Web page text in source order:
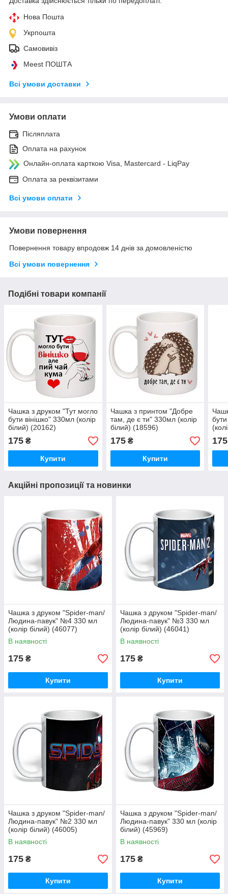
Нова Пошта
Укрпошта
Самовивіз
Meest ПОШТА
Всі умови доставки
Умови оплати
Післяплата
Оплата на рахунок
Онлайн-оплата карткою Visa, Mastercard - LiqPay
Оплата за реквізитами
Всі умови оплати
Умови повернення
Повернення товару впродовж 14 днів за домовленістю
Всі умови повернення
Подібні товари компанії
Чашка з друком "Тут могло
бути вінішко" 330мл (колір
білий) (20162)
175 ₴
Купити
Чашка з принтом "Добре
там, де є ти" 330мл (колір
білий) (18596)
175₴
Купити
175
Акційні пропозиції та новинки
Чашка з друком "Spider-man/
Людина-павук" №4 330 мл
(колір білий) (46077)
В наявності
175 ₴
Купити
Чашка з друком "Spider-man/
Людина-павук" №3 330 мл
(колір білий) (46041)
В наявності
175 ₴
Купити
Чашка з друком "Spider-man/
Людина-павук" №2 330 мл
(колір білий) (46005)
В наявності
175 ₴
Купити
Чашка з друком "Spider-man/
Людина-павук" 330 мл (колір
білий) (45969)
В наявності
175 ₴
Купити